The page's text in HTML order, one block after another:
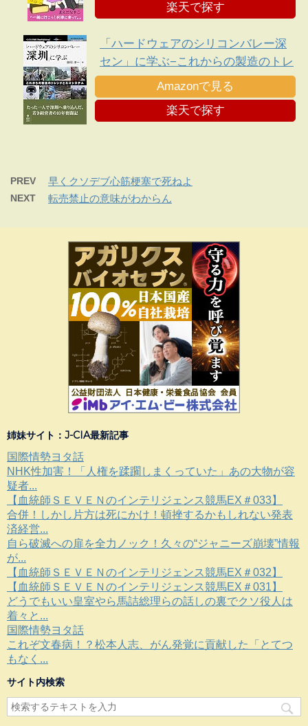
楽天で探す
「ハードウェアのシリコンバレー深
セン」に学ぶ−これからの製造のトレ
ンドとエコシステム
Amazonで見る
楽天で探す
PREV 早くクソデブ心筋梗塞で死ねよ
NEXT 転売禁止の意味がわからん
姉妹サイト：J-CIA最新記事
国際情勢ヨタ話
NHK性加害！「人権を蹂躙しまくっていた」あの大物が容
疑者...
【血統師ＳＥＶＥＮのインテリジェンス競馬EX＃033】
合併！しかし片方は死にかけ！頓挫するかもしれない発表
済経営...
自ら破滅への扉を全力ノック！久々の“ジャニーズ崩壊”情報
が...
【血統師ＳＥＶＥＮのインテリジェンス競馬EX＃032】
【血統師ＳＥＶＥＮのインテリジェンス競馬EX＃031】
どうでもいい皇室やら馬詰総理らの話しの裏でクソ役人は
着々と...
国際情勢ヨタ話
これぞ文春病！？松本人志、がん発覚に貢献した「とてつ
もなく...
サイト内検索